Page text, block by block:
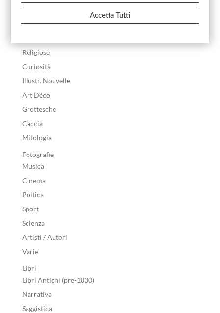
Botanica
Neoclassiche
Religiose
Curiosità
Illustr. Nouvelle
Art Déco
Grottesche
Caccia
Mitologia
Fotografie
Musica
Cinema
Poltica
Sport
Scienza
Artisti / Autori
Varie
Libri
Libri Antichi (pre-1830)
Narrativa
Saggistica
Accetta Tutti